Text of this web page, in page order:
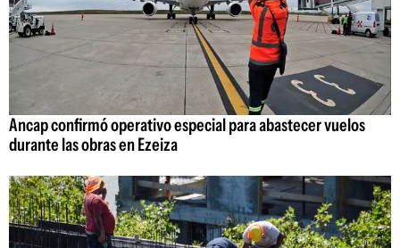
Ancap confirmó operativo especial para abastecer vuelos
durante las obras en Ezeiza